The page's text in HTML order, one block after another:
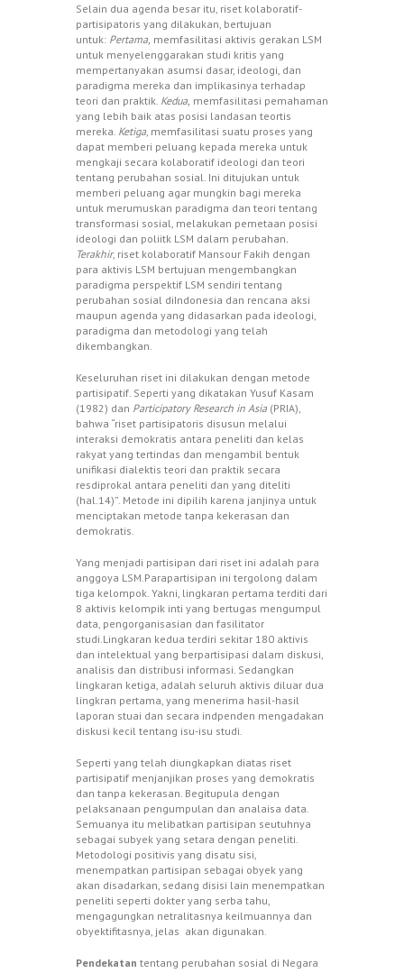
Selain dua agenda besar itu, riset kolaboratif-
partisipatoris yang dilakukan, bertujuan
untuk: Pertama, memfasilitasi aktivis gerakan LSM
untuk menyelenggarakan studi kritis yang
mempertanyakan asumsi dasar, ideologi, dan
paradigma mereka dan implikasinya terhadap
teori dan praktik. Kedua, memfasilitasi pemahaman
yang lebih baik atas posisi landasan teortis
mereka. Ketiga , memfasilitasi suatu proses yang
dapat memberi peluang kepada mereka untuk
mengkaji secara kolaboratif ideologi dan teori
tentang perubahan sosial. Ini ditujukan untuk
memberi peluang agar mungkin bagi mereka
untuk merumuskan paradigma dan teori tentang
transformasi sosial, melakukan pemetaan posisi
ideologi dan poliitk LSM dalam perubahan
Terakhir, riset kolaboratif Mansour Fakih dengan
para aktivis LSM bertujuan mengembangkan
paradigma perspektif LSM sendiri tentang
perubahan sosial diIndonesia dan rencana aksi
maupun agenda yang didasarkan pada ideologi,
paradigma dan metodologi yang telah
dikembangkan.
Keseluruhan riset ini dilakukan dengan metode
partisipatif. Seperti yang dikatakan Yusuf Kasam
(1982) dan Participatory Research in Asia (PRIA),
bahwa “riset partisipatoris disusun melalui
interaksi demokratis antara peneliti dan kelas
rakyat yang tertindas dan mengambil bentuk
unifikasi dialektis teori dan praktik secara
resdiprokal antara peneliti dan yang diteliti
(hal.14)”. Metode ini dipilih karena janjinya untuk
menciptakan metode tanpa kekerasan dan
demokratis.
Yang menjadi partisipan dari riset ini adalah para
anggoya LSM.Parapartisipan ini tergolong dalam
tiga kelompok. Yakni, lingkaran pertama terditi dari
8 aktivis kelompik inti yang bertugas mengumpul
data, pengorganisasian dan fasilitator
studi.Lingkaran kedua terdiri sekitar 180 aktivis
dan intelektual yang berpartisipasi dalam diskusi,
analisis dan distribusi informasi. Sedangkan
lingkaran ketiga, adalah seluruh aktivis diluar dua
lingkran pertama, yang menerima hasil-hasil
laporan stuai dan secara indpenden mengadakan
diskusi kecil tentang isu-isu studi.
Seperti yang telah diungkapkan diatas riset
partisipatif menjanjikan proses yang demokratis
dan tanpa kekerasan. Begitupula dengan
pelaksanaan pengumpulan dan analaisa data.
Semuanya itu melibatkan partisipan seutuhnya
sebagai subyek yang setara dengan peneliti.
Metodologi positivis yang disatu sisi,
menempatkan partisipan sebagai obyek yang
akan disadarkan, sedang disisi lain menempatkan
peneliti seperti dokter yang serba tahu,
mengagungkan netralitasnya keilmuannya dan
obyektifitasnya, jelas akan digunakan.
Pendekatan tentang perubahan sosial di Negara